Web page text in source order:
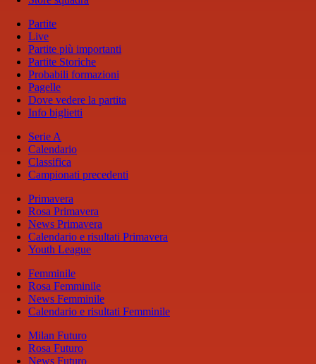
Partite
Live
Partite più importanti
Partite Storiche
Probabili formazioni
Pagelle
Dove vedere la partita
Info biglietti
Serie A
Calendario
Classifica
Campionati precedenti
Primavera
Rosa Primavera
News Primavera
Calendario e risultati Primavera
Youth League
Femminile
Rosa Femminile
News Femminile
Calendario e risultati Femminile
Milan Futuro
Rosa Futuro
News Futuro